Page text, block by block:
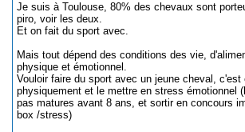
Je suis à Toulouse, 80% des chevaux sont
piro, voir les deux.
Et on fait du sport avec.
Mais tout dépend des conditions des vie,
physique et émotionnel.
Vouloir faire du sport avec un jeune cheval, c'est
physiquement et le mettre en stress émotionnel
pas matures avant 8 ans, et sortir en concours
box /stress)